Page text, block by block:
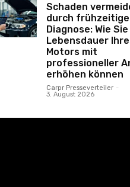
Schaden
durch frühzeitige
Diagnose: Wie
Lebensdauer
Motors mit
professioneller
erhöhen können
Carpr Presseverteiler -
3. August 2026